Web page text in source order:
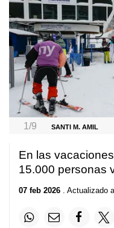
1/9 SANTI M. AMIL
En las
15.000 personas
07 feb 2026 . Actualizado